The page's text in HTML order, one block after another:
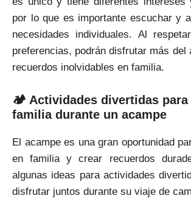
por lo que es importante escuchar y
necesidades individuales. Al
preferencias, podrán disfrutar más del
recuerdos inolvidables en familia.
🏕 Actividades divertidas para
familia durante un acampe
El acampe es una gran oportunidad
en familia y crear recuerdos
algunas ideas para actividades
disfrutar juntos durante su viaje de